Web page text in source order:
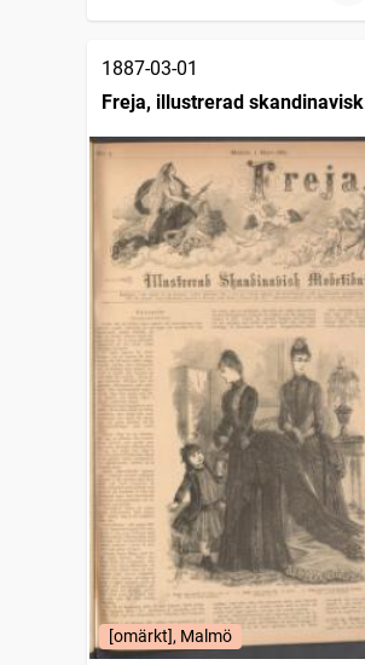
1887-03-01
Freja, illustrerad skandinavisk
[omärkt], Malmö